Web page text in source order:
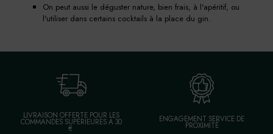
On peut aussi le déguster nature, bien frais, à l'apéritif, ou
l'utiliser dans certains cocktails à la place du gin.
LIVRAISON OFFERTE POUR LES
COMMANDES SUPÉRIEURES À 30
€
ENGAGEMENT SERVICE DE
PROXIMITÉ